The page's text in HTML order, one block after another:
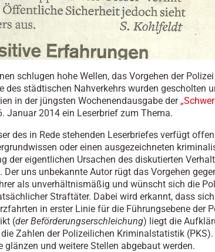
schlugen hohe Wellen, das Vorgehen der
des städtischen Nahverkehrs wurden gescholten
in der jüngsten Wochenendausgabe der
Januar 2014 ein Leserbrief zum Thema.
des in Rede stehenden Leserbriefes verfügt
oder einen ausgezeichneten
der eigentlichen Ursachen des diskutierten
Der uns unbekannte Autor rügt das Vorgehen
als unverhältnismäßig und wünscht sich die
Straftäter. Dabei wird erkannt, dass
in erster Linie für die Führungsebene der
(der Beförderungserschleichung) liegt die
Zahlen der Polizeilichen Kriminalstatistik
glänzen und weitere Stellen abgebaut werden.